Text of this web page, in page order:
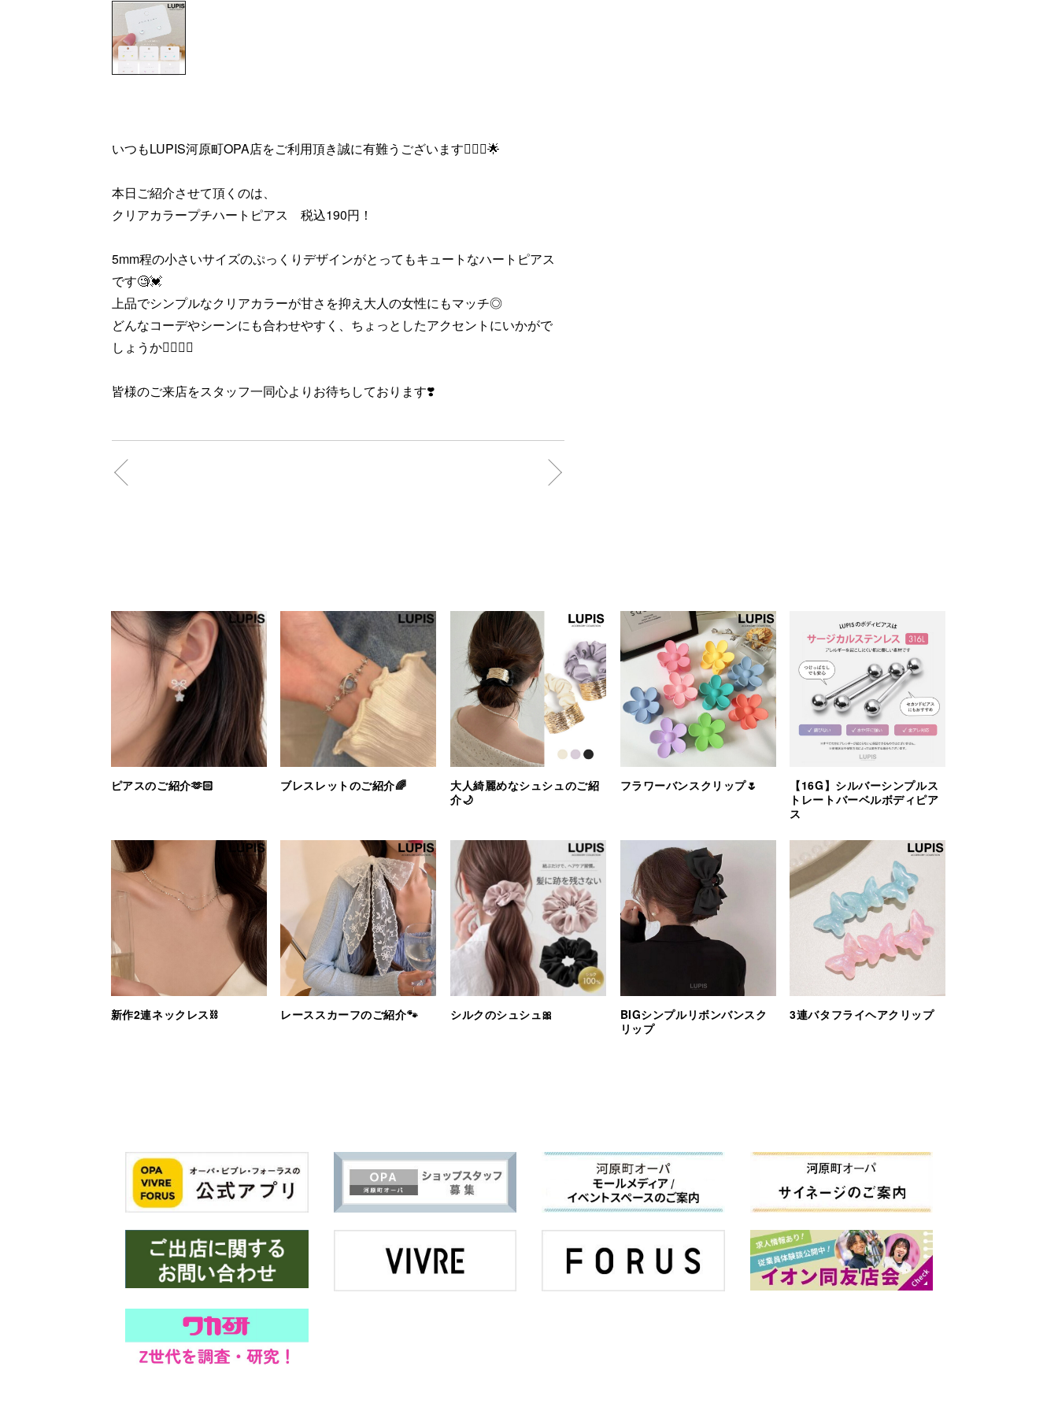
いつもLUPIS河原町OPA店をご利用頂き誠に有難うございます🙇🏻‍♀️🌟
本日ご紹介させて頂くのは、
クリアカラープチハートピアス 税込190円！
5mm程の小さいサイズのぷっくりデザインがとってもキュートなハートピアス
です🧐💓
上品でシンプルなクリアカラーが甘さを抑え大人の女性にもマッチ◎
どんなコーデやシーンにも合わせやすく、ちょっとしたアクセントにいかがで
しょうか💁🏻‍♀️✨
皆様のご来店をスタッフ一同心よりお待ちしております❣️
ピアスのご紹介🫶🏻 ブレスレットのご紹介🌈
大人綺麗めなシュシュのご紹
介🌙
フラワーバンスクリップ🌷
【16G】シルバーシンプルス
トレートバーベルボディピア
ス
新作2連ネックレス⛓️ レーススカーフのご紹介🐾 シルクのシュシュ🎀
BIGシンプルリボンバンスク
リップ
3連バタフライヘアクリップ